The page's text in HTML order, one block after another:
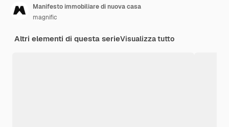
Manifesto immobiliare di nuova casa
magnific
Altri elementi di questa serieVisualizza tutto